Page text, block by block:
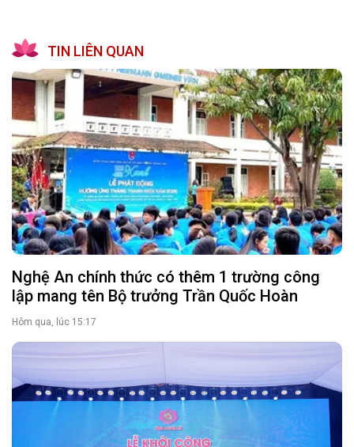
TIN LIÊN QUAN
Nghệ An chính thức có thêm 1 trường công
lập mang tên Bộ trưởng Trần Quốc Hoàn
Hôm qua, lúc 15:17